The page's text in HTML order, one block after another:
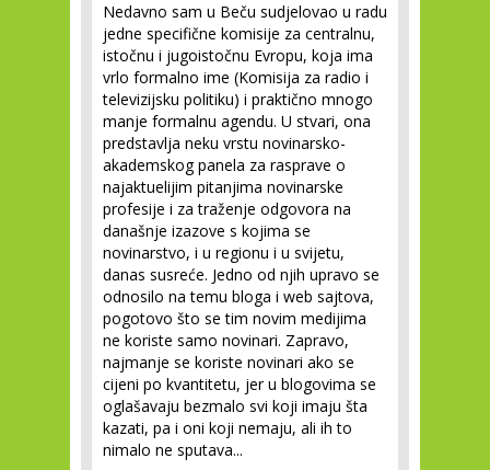
Nedavno sam u Beču sudjelovao u radu
jedne specifične komisije za centralnu,
istočnu i jugoistočnu Evropu, koja ima
vrlo formalno ime (Komisija za radio i
televizijsku politiku) i praktično mnogo
manje formalnu agendu. U stvari, ona
predstavlja neku vrstu novinarsko-
akademskog panela za rasprave o
najaktuelijim pitanjima novinarske
profesije i za traženje odgovora na
današnje izazove s kojima se
novinarstvo, i u regionu i u svijetu,
danas susreće. Jedno od njih upravo se
odnosilo na temu bloga i web sajtova,
pogotovo što se tim novim medijima
ne koriste samo novinari. Zapravo,
najmanje se koriste novinari ako se
cijeni po kvantitetu, jer u blogovima se
oglašavaju bezmalo svi koji imaju šta
kazati, pa i oni koji nemaju, ali ih to
nimalo ne sputava...